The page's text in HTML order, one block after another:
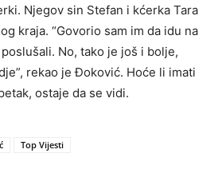
Njegov sin Stefan i kćerka Tara
kraja. “Govorio sam im da idu na
No, tako je još i bolje,
rekao je Đoković. Hoće li imati
ostaje da se vidi.
Top Vijesti